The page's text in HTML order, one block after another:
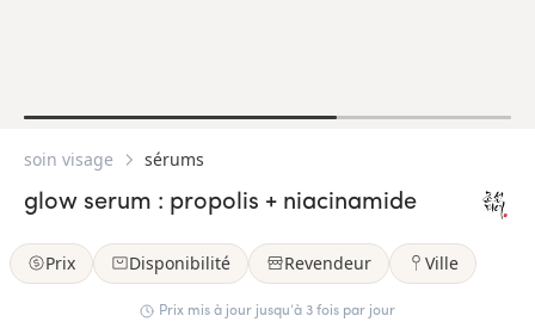
soin visage sérums
glow serum : propolis + niacinamide
Prix Disponibilité Revendeur Ville
Prix mis à jour jusqu’à 3 fois par jour